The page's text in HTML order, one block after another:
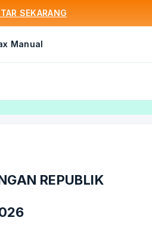
SEKARANG
Manual
REPUBLIK